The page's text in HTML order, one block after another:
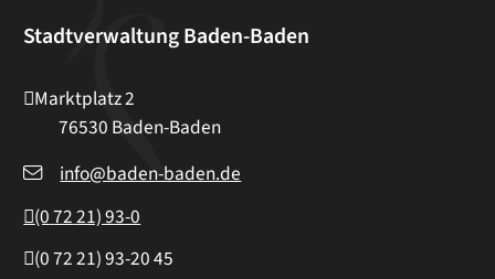
Stadtverwaltung Baden-Baden
Marktplatz 2
76530 Baden-Baden
info@baden-baden.de
(07221) 93-0
(07221) 93-2045